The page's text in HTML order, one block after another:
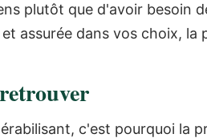
plutôt que d'avoir besoin
assurée dans vos choix, la
c'est pourquoi la